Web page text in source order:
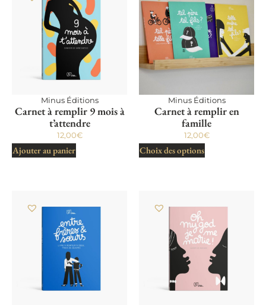
Minus Éditions
Carnet à remplir 9 mois à
t’attendre
12,00€
Ajouter au panier
Minus Éditions
Carnet à remplir en
famille
12,00€
Choix des options